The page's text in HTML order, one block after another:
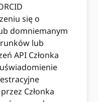
się o
domniemanym
lub
API Członka
Członka